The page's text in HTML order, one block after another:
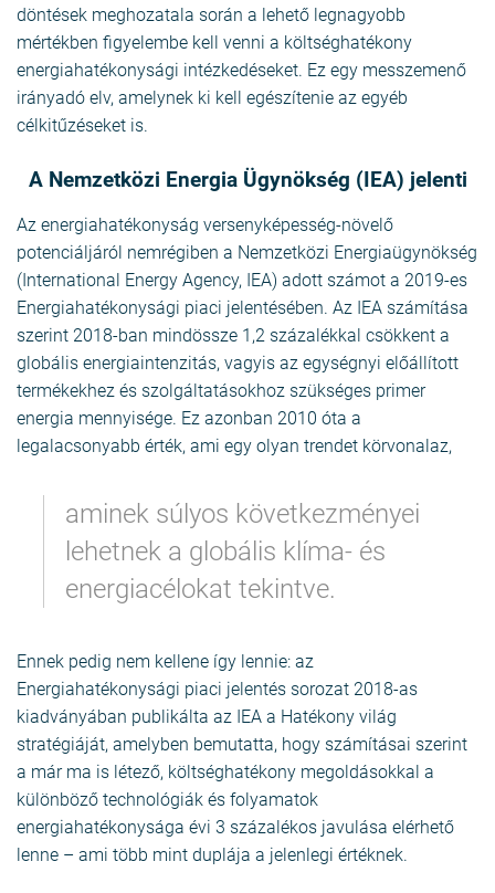
döntések meghozatala során a lehető legnagyobb
mértékben figyelembe kell venni a költséghatékony
energiahatékonysági intézkedéseket. Ez egy messzemenő
irányadó elv, amelynek ki kell egészítenie az egyéb
célkitűzéseket is.
A Nemzetközi Energia Ügynökség (IEA) jelenti
Az energiahatékonyság versenyképesség-növelő
potenciáljáról nemrégiben a Nemzetközi Energiaügynökség
(International Energy Agency, IEA) adott számot a 2019-es
Energiahatékonysági piaci jelentésében. Az IEA számítása
szerint 2018-ban mindössze 1,2 százalékkal csökkent a
globális energiaintenzitás, vagyis az egységnyi előállított
termékekhez és szolgáltatásokhoz szükséges primer
energia mennyisége. Ez azonban 2010 óta a
legalacsonyabb érték, ami egy olyan trendet körvonalaz,
aminek súlyos következményei
lehetnek a globális klíma- és
energiacélokat tekintve.
Ennek pedig nem kellene így lennie: az
Energiahatékonysági piaci jelentés sorozat 2018-as
kiadványában publikálta az IEA a Hatékony világ
stratégiáját, amelyben bemutatta, hogy számításai szerint
a már ma is létező, költséghatékony megoldásokkal a
különböző technológiák és folyamatok
energiahatékonysága évi 3 százalékos javulása elérhető
lenne – ami több mint duplája a jelenlegi értéknek.